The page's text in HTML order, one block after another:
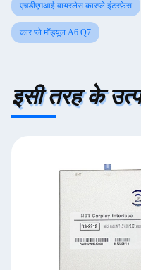
एचडीएमआई वायरलेस कारप्ले इंटरफ़ेस
कार प्ले मॉड्यूल A6 Q7
इसी तरह के